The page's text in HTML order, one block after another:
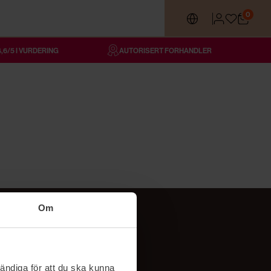
Om
för att du ska kunna
0
5 I VURDERING AUTORISERT FORHANDLER
Følg oss